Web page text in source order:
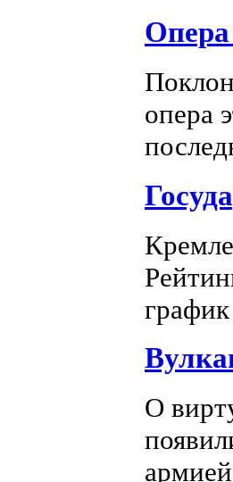
Опера
опера
О